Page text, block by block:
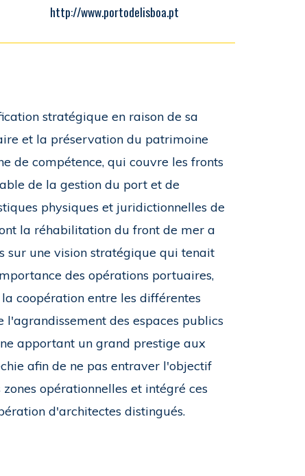
http://www.portodelisboa.pt
stratégique en raison de sa
et la préservation du patrimoine
de compétence, qui couvre les fronts
de la gestion du port et de
physiques et juridictionnelles de
la réhabilitation du front de mer a
sur une vision stratégique qui tenait
des opérations portuaires,
coopération entre les différentes
des espaces publics
apportant un grand prestige aux
afin de ne pas entraver l'objectif
opérationnelles et intégré ces
d'architectes distingués.